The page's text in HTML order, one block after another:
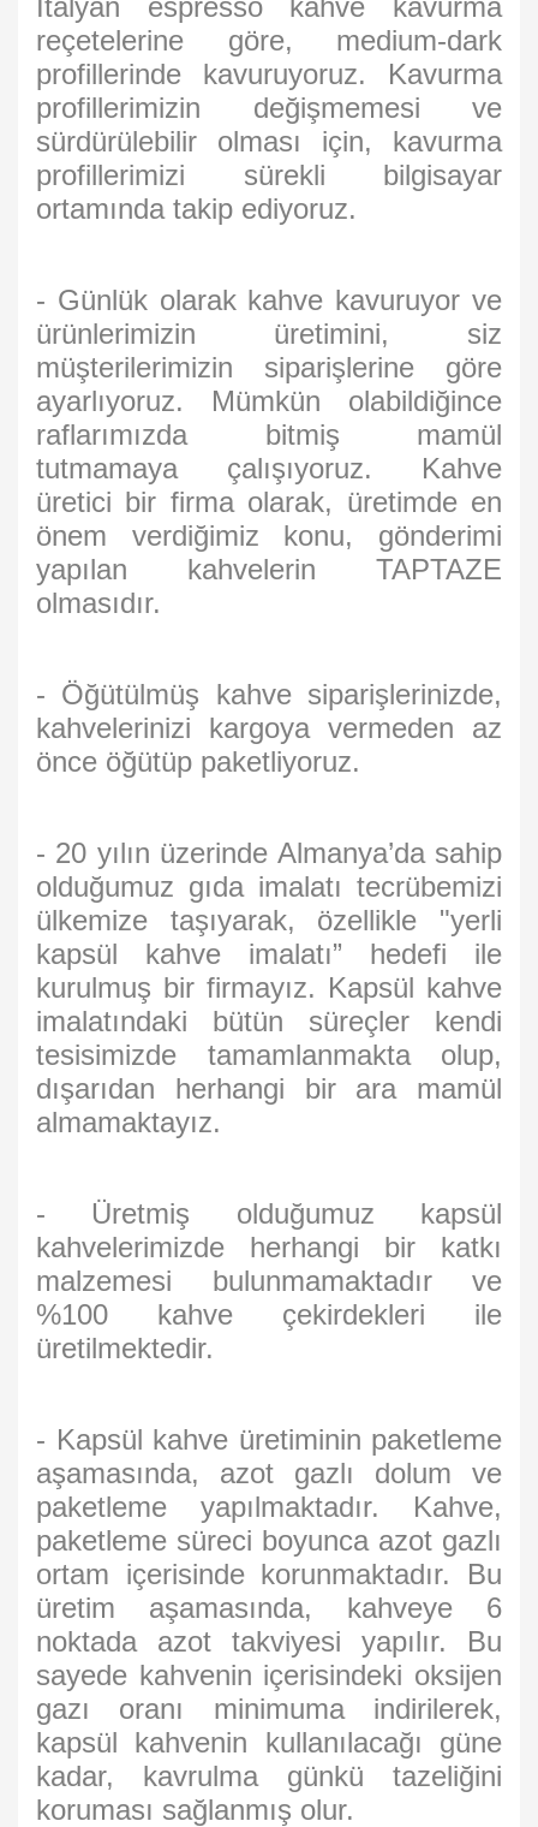
İtalyan espresso kahve kavurma
reçetelerine göre, medium-dark
profillerinde kavuruyoruz. Kavurma
profillerimizin değişmemesi ve
sürdürülebilir olması için, kavurma
profillerimizi sürekli bilgisayar
ortamında takip ediyoruz.
- Günlük olarak kahve kavuruyor ve
ürünlerimizin üretimini, siz
müşterilerimizin siparişlerine göre
ayarlıyoruz. Mümkün olabildiğince
raflarımızda bitmiş mamül
tutmamaya çalışıyoruz. Kahve
üretici bir firma olarak, üretimde en
önem verdiğimiz konu, gönderimi
yapılan kahvelerin TAPTAZE
olmasıdır.
- Öğütülmüş kahve siparişlerinizde,
kahvelerinizi kargoya vermeden az
önce öğütüp paketliyoruz.
- 20 yılın üzerinde Almanya’da sahip
olduğumuz gıda imalatı tecrübemizi
ülkemize taşıyarak, özellikle "yerli
kapsül kahve imalatı” hedefi ile
kurulmuş bir firmayız. Kapsül kahve
imalatındaki bütün süreçler kendi
tesisimizde tamamlanmakta olup,
dışarıdan herhangi bir ara mamül
almamaktayız.
- Üretmiş olduğumuz kapsül
kahvelerimizde herhangi bir katkı
malzemesi bulunmamaktadır ve
%100 kahve çekirdekleri ile
üretilmektedir.
- Kapsül kahve üretiminin paketleme
aşamasında, azot gazlı dolum ve
paketleme yapılmaktadır. Kahve,
paketleme süreci boyunca azot gazlı
ortam içerisinde korunmaktadır. Bu
üretim aşamasında, kahveye 6
noktada azot takviyesi yapılır. Bu
sayede kahvenin içerisindeki oksijen
gazı oranı minimuma indirilerek,
kapsül kahvenin kullanılacağı güne
kadar, kavrulma günkü tazeliğini
koruması sağlanmış olur.